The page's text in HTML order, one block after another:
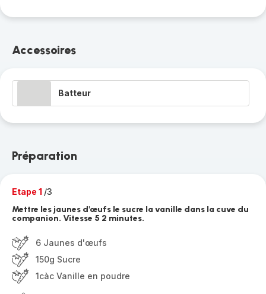
Accessoires
Batteur
Préparation
Etape 1 /3
Mettre les jaunes d'œufs le sucre la vanille dans la cuve du
companion. Vitesse 5 2 minutes.
6 Jaunes d'œufs
150g Sucre
1càc Vanille en poudre